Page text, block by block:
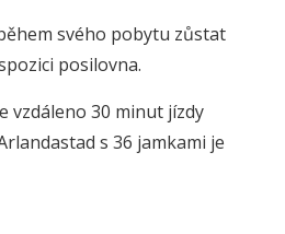
svého pobytu zůstat
posilovna.
vzdáleno 30 minut jízdy
s 36 jamkami je